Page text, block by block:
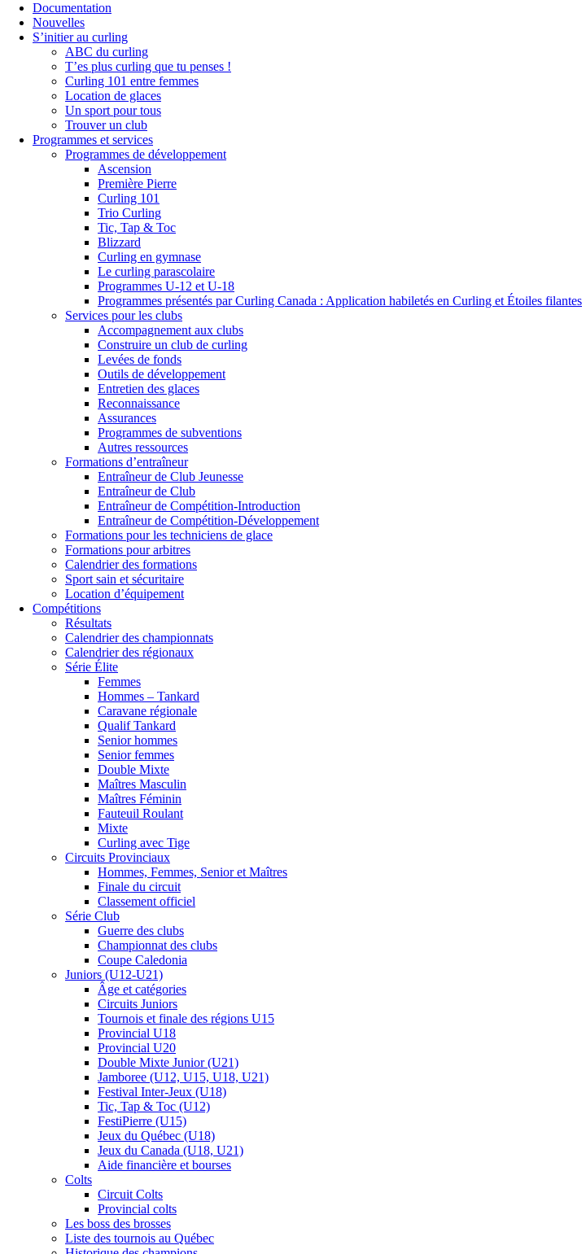
Documentation
Nouvelles
S’initier au curling
ABC du curling
T’es plus curling que tu penses !
Curling 101 entre femmes
Location de glaces
Un sport pour tous
Trouver un club
Programmes et services
Programmes de développement
Ascension
Première Pierre
Curling 101
Trio Curling
Tic, Tap & Toc
Blizzard
Curling en gymnase
Le curling parascolaire
Programmes U-12 et U-18
Programmes présentés par Curling Canada : Application habiletés en Curling et Étoiles filantes
Services pour les clubs
Accompagnement aux clubs
Construire un club de curling
Levées de fonds
Outils de développement
Entretien des glaces
Reconnaissance
Assurances
Programmes de subventions
Autres ressources
Formations d’entraîneur
Entraîneur de Club Jeunesse
Entraîneur de Club
Entraîneur de Compétition-Introduction
Entraîneur de Compétition-Développement
Formations pour les techniciens de glace
Formations pour arbitres
Calendrier des formations
Sport sain et sécuritaire
Location d’équipement
Compétitions
Résultats
Calendrier des championnats
Calendrier des régionaux
Série Élite
Femmes
Hommes – Tankard
Caravane régionale
Qualif Tankard
Senior hommes
Senior femmes
Double Mixte
Maîtres Masculin
Maîtres Féminin
Fauteuil Roulant
Mixte
Curling avec Tige
Circuits Provinciaux
Hommes, Femmes, Senior et Maîtres
Finale du circuit
Classement officiel
Série Club
Guerre des clubs
Championnat des clubs
Coupe Caledonia
Juniors (U12-U21)
Âge et catégories
Circuits Juniors
Tournois et finale des régions U15
Provincial U18
Provincial U20
Double Mixte Junior (U21)
Jamboree (U12, U15, U18, U21)
Festival Inter-Jeux (U18)
Tic, Tap & Toc (U12)
FestiPierre (U15)
Jeux du Québec (U18)
Jeux du Canada (U18, U21)
Aide financière et bourses
Colts
Circuit Colts
Provincial colts
Les boss des brosses
Liste des tournois au Québec